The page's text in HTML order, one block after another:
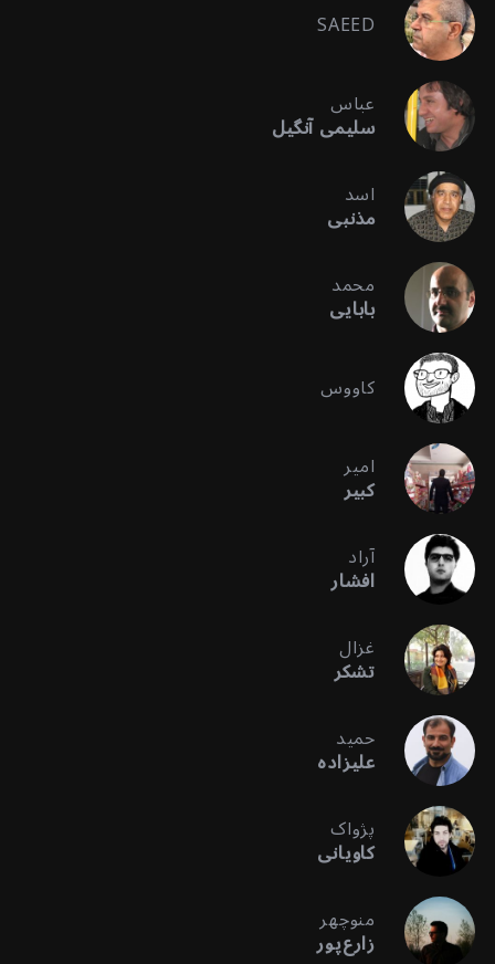
SAEED
عباس
سلیمی آنگیل
اسد
مذنبی
محمد
بابایی
کاووس
امیر
کبیر
آراد
افشار
غزال
تشکر
حمید
علیزاده
پژواک
کاویانی
منوچهر
زارع‌پور